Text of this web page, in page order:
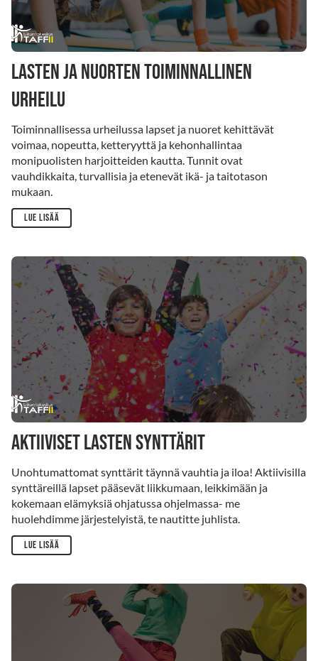
Lasten ja nuorten toiminnallinen
urheilu
Toiminnallisessa urheilussa lapset ja nuoret kehittävät
voimaa, nopeutta, ketteryyttä ja kehonhallintaa
monipuolisten harjoitteiden kautta. Tunnit ovat
vauhdikkaita, turvallisia ja etenevät ikä- ja taitotason
mukaan.
Lue lisää
Aktiiviset lasten synttärit
Unohtumattomat synttärit täynnä vauhtia ja iloa! Aktiivisilla
synttäreillä lapset pääsevät liikkumaan, leikkimään ja
kokemaan elämyksiä ohjatussa ohjelmassa- me
huolehdimme järjestelyistä, te nautitte juhlista.
Lue lisää